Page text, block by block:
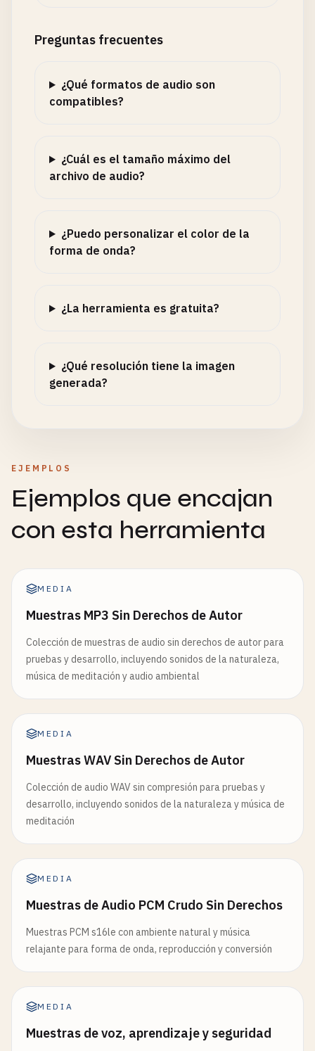
Preguntas frecuentes
¿Qué formatos de audio son
compatibles?
¿Cuál es el tamaño máximo del
archivo de audio?
¿Puedo personalizar el color de la
forma de onda?
¿La herramienta es gratuita?
¿Qué resolución tiene la imagen
generada?
EJEMPLOS
Ejemplos que encajan
con esta herramienta
MEDIA
Muestras MP3 Sin Derechos de Autor
Colección de muestras de audio sin derechos de autor para
pruebas y desarrollo, incluyendo sonidos de la naturaleza,
música de meditación y audio ambiental
MEDIA
Muestras WAV Sin Derechos de Autor
Colección de audio WAV sin compresión para pruebas y
desarrollo, incluyendo sonidos de la naturaleza y música de
meditación
MEDIA
Muestras de Audio PCM Crudo Sin Derechos
Muestras PCM s16le con ambiente natural y música
relajante para forma de onda, reproducción y conversión
MEDIA
Muestras de voz, aprendizaje y seguridad